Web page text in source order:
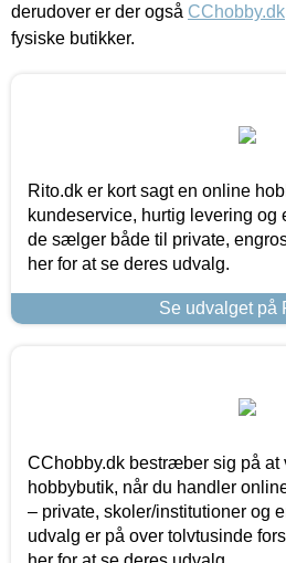
derudover er der også CChobby.dk
fysiske butikker.
Rito.dk er kort sagt en online
kundeservice, hurtig levering og
de sælger både til private,
her for at se deres udvalg.
Se udvalget på
CChobby.dk bestræber sig på
hobbybutik, når du handler
– private, skoler/institutioner og
udvalg er på over tolvtusinde